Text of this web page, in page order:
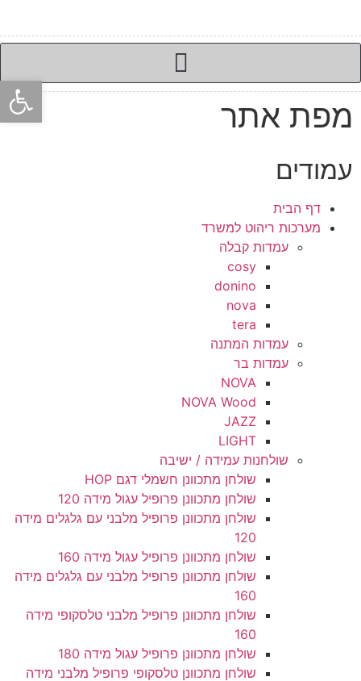
מפת אתר
עמודים
דף הבית
מערכות ריהוט למשרד
עמדות קבלה
cosy
donino
nova
tera
עמדות המתנה
עמדות בר
NOVA
NOVA Wood
JAZZ
LIGHT
שולחנות עמידה / ישיבה
שולחן מתכוונן חשמלי דגם HOP
שולחן מתכוונן פרופיל עגול מידה 120
שולחן מתכוונן פרופיל מלבני עם גלגלים מידה
120
שולחן מתכוונן פרופיל עגול מידה 160
שולחן מתכוונן פרופיל מלבני עם גלגלים מידה
160
שולחן מתכוונן פרופיל מלבני טלסקופי מידה
160
שולחן מתכוונן פרופיל עגול מידה 180
שולחן מתכוונן טלסקופי פרופיל מלבני מידה
פתח